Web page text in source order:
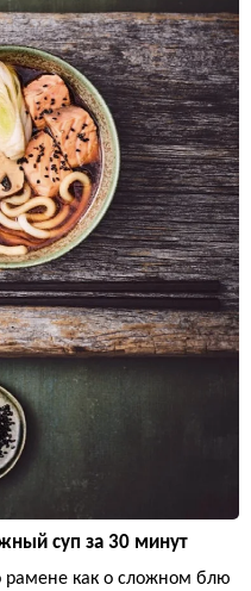
суп за 30 минут
рамене как о сложном блю